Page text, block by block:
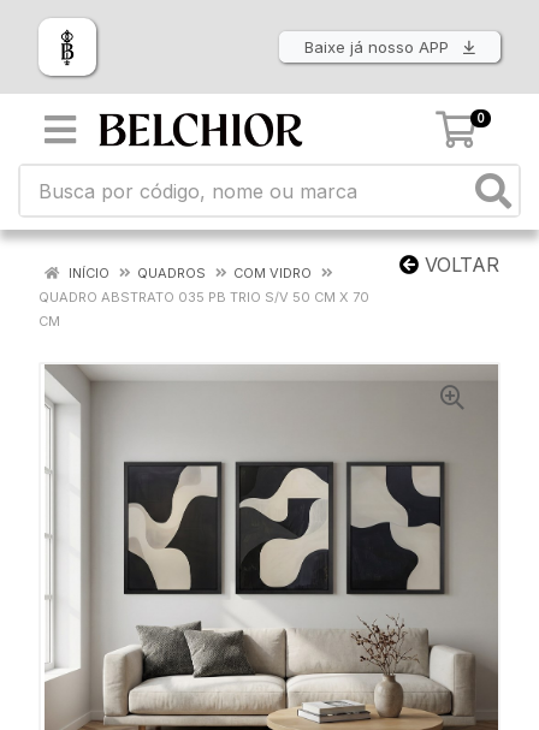
Baixe já nosso APP
0
VOLTAR
INÍCIO QUADROS
COM VIDRO
QUADRO ABSTRATO 035 PB TRIO S/V 50 CM X 70
CM